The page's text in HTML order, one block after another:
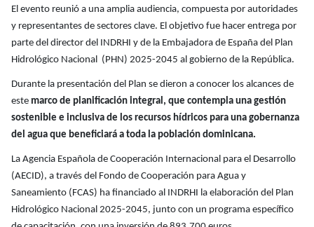
El evento reunió a una amplia audiencia, compuesta por autoridades
y representantes de sectores clave. El objetivo fue hacer entrega por
parte del director del INDRHI y de la Embajadora de España del Plan
Hidrológico Nacional (PHN) 2025-2045 al gobierno de la República.
Durante la presentación del Plan se dieron a conocer los alcances de
este marco de planificación integral, que contempla una gestión
sostenible e inclusiva de los recursos hídricos para una gobernanza
del agua que beneficiará a toda la población dominicana.
La Agencia Española de Cooperación Internacional para el Desarrollo
(AECID), a través del Fondo de Cooperación para Agua y
Saneamiento (FCAS) ha financiado al INDRHI la elaboración del Plan
Hidrológico Nacional 2025-2045, junto con un programa específico